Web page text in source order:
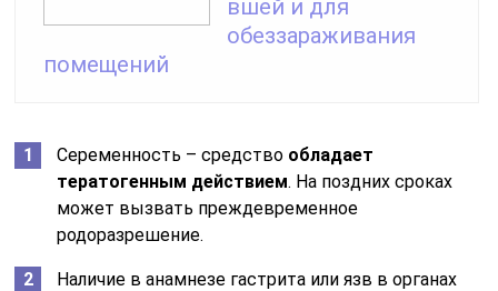
вшей и для
обеззараживания
помещений
Сеременность – средство обладает
тератогенным действием. На поздних сроках
может вызвать преждевременное
родоразрешение.
Наличие в анамнезе гастрита или язв в органах